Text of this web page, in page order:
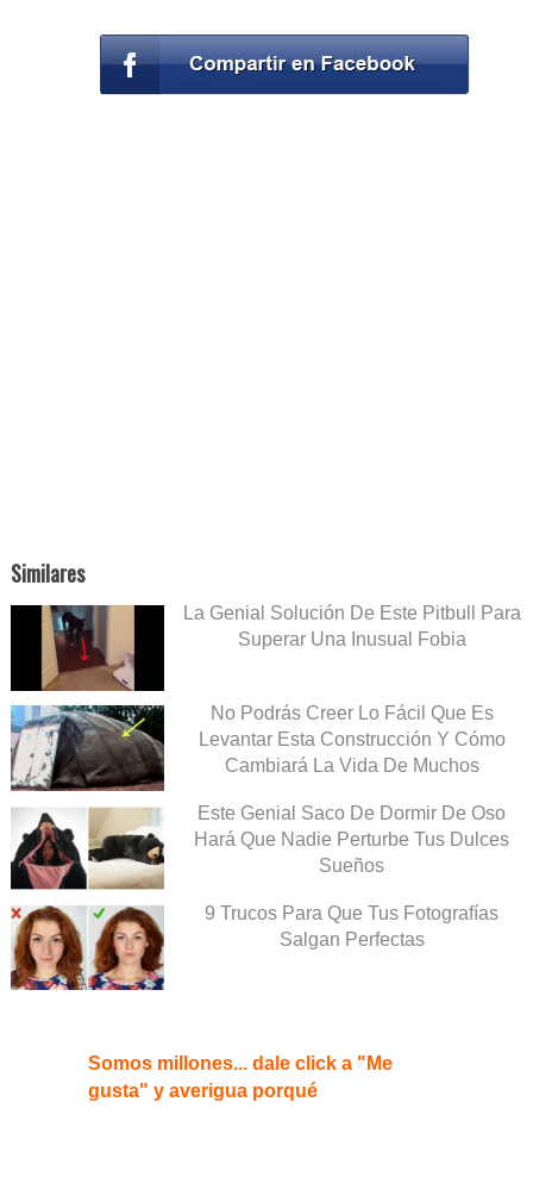
Similares
La Genial Solución De Este Pitbull Para
Superar Una Inusual Fobia
No Podrás Creer Lo Fácil Que Es
Levantar Esta Construcción Y Cómo
Cambiará La Vida De Muchos
Este Genial Saco De Dormir De Oso
Hará Que Nadie Perturbe Tus Dulces
Sueños
9 Trucos Para Que Tus Fotografías
Salgan Perfectas
Somos millones... dale click a "Me
gusta" y averigua porqué